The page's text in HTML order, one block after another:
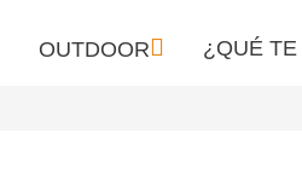
OUTDOOR ¿QUÉ